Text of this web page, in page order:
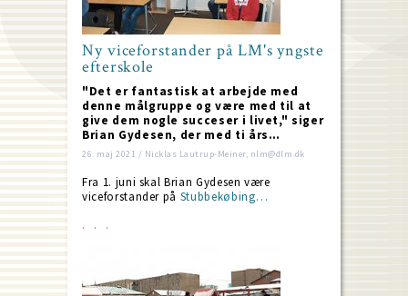
Ny viceforstander på LM's yngste
efterskole
"Det er fantastisk at arbejde med
denne målgruppe og være med til at
give dem nogle succeser i livet," siger
Brian Gydesen, der med ti års…
26. maj 2021 / Nicklas Lautrup-Meiner, nlm@dlm.dk
Fra 1. juni skal Brian Gydesen være
viceforstander på Stubbekøbing…